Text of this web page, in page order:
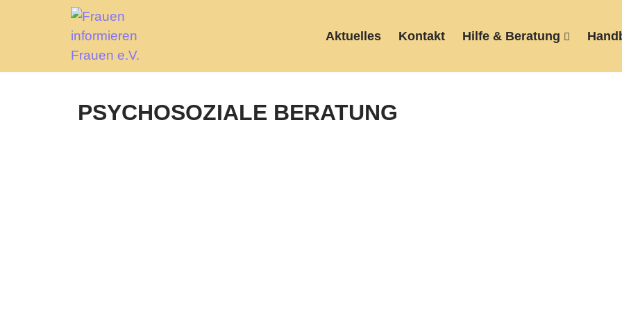
Aktuelles Kontakt Hilfe & Beratung
PSYCHOSOZIALE BERATUNG